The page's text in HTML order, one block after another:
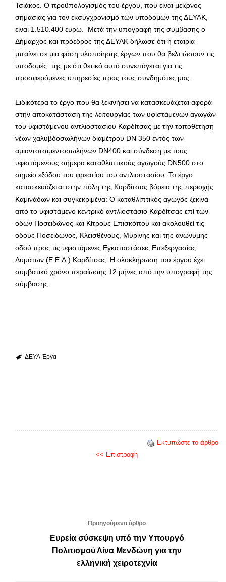
Τσιάκος. Ο προϋπολογισμός του έργου, που είναι μείζονος
σημασίας για τον εκσυγχρονισμό των υποδομών της ΔΕΥΑΚ,
είναι 1.510.400 ευρώ. Μετά την υπογραφή της σύμβασης ο
Δήμαρχος και πρόεδρος της ΔΕΥΑΚ δήλωσε ότι η εταιρία
μπαίνει σε μια φάση υλοποίησης έργων που θα βελτιώσουν τις
υποδομές της με ότι θετικό αυτό συνεπάγεται για τις
προσφερόμενες υπηρεσίες προς τους συνδημότες μας.
Ειδικότερα το έργο που θα ξεκινήσει να κατασκευάζεται αφορά
στην αποκατάσταση της λειτουργίας των υφιστάμενων αγωγών
του υφιστάμενου αντλιοστασίου Καρδίτσας με την τοποθέτηση
νέων χαλυβδοσωλήνων διαμέτρου DΝ 350 εντός των
αμιαντοτσιμεντοσωλήνων DN400 και σύνδεση με τους
υφιστάμενους σήμερα καταθλιπτικούς αγωγούς DN500 στο
σημείο εξόδου του φρεατίου του αντλιοστασίου. Το έργο
κατασκευάζεται στην πόλη της Καρδίτσας βόρεια της περιοχής
Καμινάδων και συγκεκριμένα: Ο καταθλιπτικός αγωγός ξεκινά
από το υφιστάμενο κεντρικό αντλιοστάσιο Καρδίτσας επί των
οδών Ποσειδώνος και Κίτρους Επισκόπου και ακολουθεί τις
οδούς Ποσειδώνος, Κλεισθένους, Μυρίνης και της ανώνυμης
οδού προς τις υφιστάμενες Εγκαταστάσεις Επεξεργασίας
Λυμάτων (Ε.Ε.Λ.) Καρδίτσας. Η ολοκλήρωση του έργου έχει
συμβατικό χρόνο περαίωσης 12 μήνες από την υπογραφή της
σύμβασης.
ΔΕΥΑ Έργα
Εκτυπώστε το άρθρο
<< Επιστροφή
Προηγούμενο άρθρο
Ευρεία σύσκεψη υπό την Υπουργό
Πολιτισμού Λίνα Μενδώνη για την
ελληνική χειροτεχνία